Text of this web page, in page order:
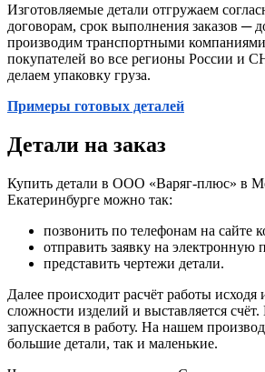
Изготовляемые детали отгружаем
договорам, срок выполнения заказов ─
производим транспортными
покупателей во все регионы России и
делаем упаковку груза.
Примеры готовых деталей
Детали на заказ
Купить детали в ООО «Варяг-плюс» в
Екатеринбурге можно так:
позвонить по телефонам на сайте
отправить заявку на электронную
представить чертежи детали.
Далее происходит расчёт работы исходя
сложности изделий и выставляется
запускается в работу. На нашем
большие детали, так и маленькие.